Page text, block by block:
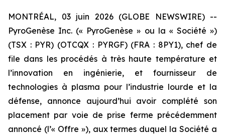
MONTRÉAL, 03 juin 2026 (GLOBE NEWSWIRE) --
PyroGenèse Inc. (« PyroGenèse » ou la « Société »)
(TSX : PYR) (OTCQX : PYRGF) (FRA : 8PY1), chef de
file dans les procédés à très haute température et
l’innovation en ingénierie, et fournisseur de
technologies à plasma pour l’industrie lourde et la
défense, annonce aujourd’hui avoir complété son
placement par voie de prise ferme précédemment
annoncé (l’« Offre »), aux termes duquel la Société a